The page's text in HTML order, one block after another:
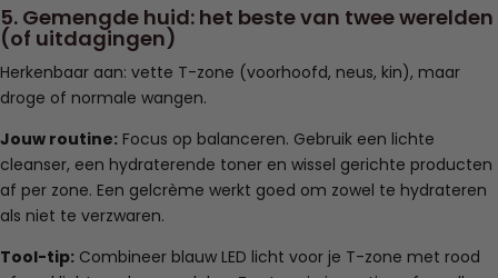
5. Gemengde huid: het beste van twee werelden
(of uitdagingen)
Herkenbaar aan: vette T-zone (voorhoofd, neus, kin), maar
droge of normale wangen.
Jouw routine: Focus op balanceren. Gebruik een lichte
cleanser, een hydraterende toner en wissel gerichte producten
af per zone. Een gelcrème werkt goed om zowel te hydrateren
als niet te verzwaren.
Tool-tip: Combineer blauw LED licht voor je T-zone met rood